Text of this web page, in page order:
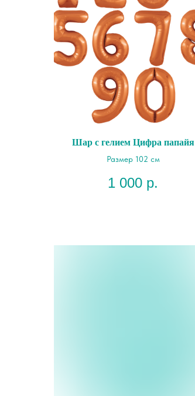
Шар с гелием Цифра папайя
Размер 102 см
1 000 р.